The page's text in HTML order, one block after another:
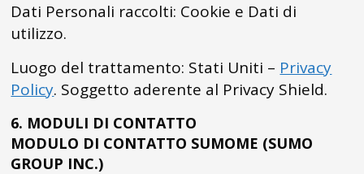
Dati Personali raccolti: Cookie e Dati di
utilizzo.
Luogo del trattamento: Stati Uniti – Privacy
Policy. Soggetto aderente al Privacy Shield.
6. MODULI DI CONTATTO
MODULO DI CONTATTO SUMOME (SUMO
GROUP INC.)